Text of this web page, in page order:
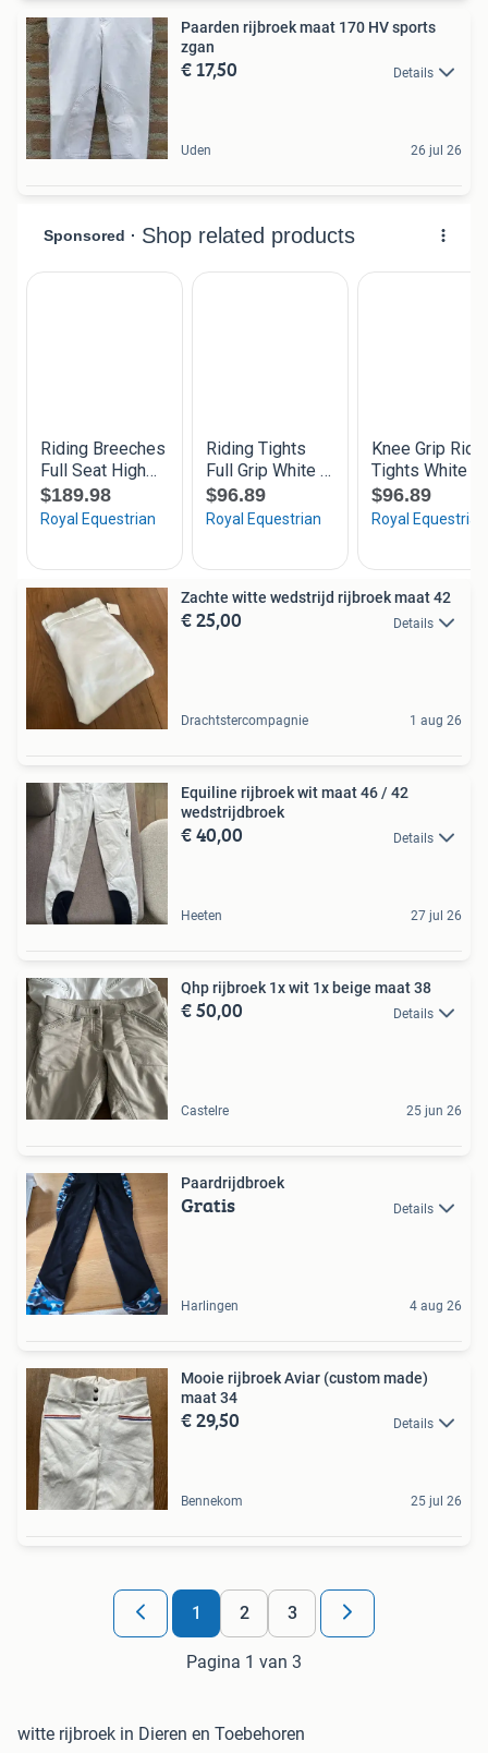
Paarden rijbroek maat 170 HV sports
zgan
€ 17,50 Details
Uden 26 jul 26
Zachte witte wedstrijd rijbroek maat 42
€ 25,00 Details
Drachtstercompagnie 1 aug 26
Equiline rijbroek wit maat 46 / 42
wedstrijdbroek
€ 40,00 Details
Heeten 27 jul 26
Qhp rijbroek 1x wit 1x beige maat 38
€ 50,00 Details
Castelre 25 jun 26
Paardrijdbroek
Gratis Details
Harlingen 4 aug 26
Mooie rijbroek Aviar (custom made)
maat 34
€ 29,50 Details
Bennekom 25 jul 26
1 2 3
Pagina 1 van 3
witte rijbroek in Dieren en Toebehoren